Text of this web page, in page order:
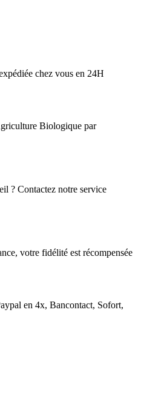
chez vous en 24H
Biologique par
? Contactez notre service
votre fidélité est récompensée
en 4x, Bancontact, Sofort,